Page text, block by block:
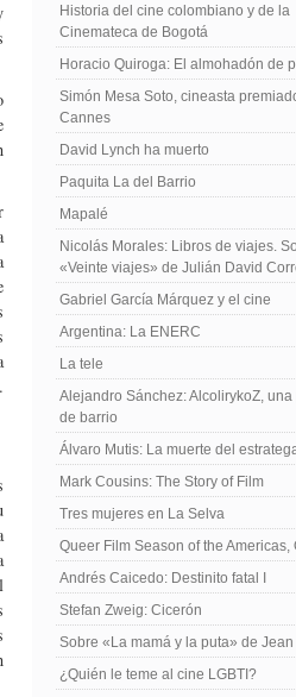
Historia del cine colombiano y de la
Cinemateca de Bogotá
Horacio Quiroga: El almohadón de
Simón Mesa Soto, cineasta
Cannes
David Lynch ha muerto
Paquita La del Barrio
Mapalé
Nicolás Morales: Libros de viajes.
«Veinte viajes» de Julián David
Gabriel García Márquez y el cine
Argentina: La ENERC
La tele
Alejandro Sánchez: AlcolirykoZ,
de barrio
Álvaro Mutis: La muerte del
Mark Cousins: The Story of Film
Tres mujeres en La Selva
Queer Film Season of the Americas,
Andrés Caicedo: Destinito fatal I
Stefan Zweig: Cicerón
Sobre «La mamá y la puta» de
¿Quién le teme al cine LGBTI?